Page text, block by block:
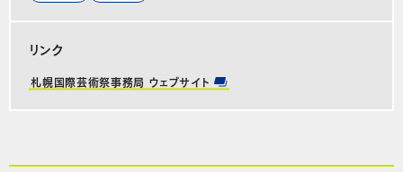
リンク
札幌国際芸術祭事務局 ウェブサイト